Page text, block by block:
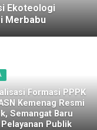
Ekoteologi
Merbabu
Formasi PPPK
Kemenag Resmi
Semangat Baru
Publik